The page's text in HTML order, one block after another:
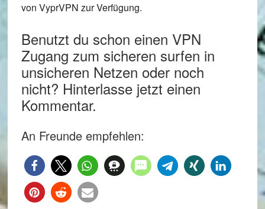
von VyprVPN zur Verfügung.
Benutzt du schon einen VPN
Zugang zum sicheren surfen in
unsicheren Netzen oder noch
nicht? Hinterlasse jetzt einen
Kommentar.
An Freunde empfehlen: